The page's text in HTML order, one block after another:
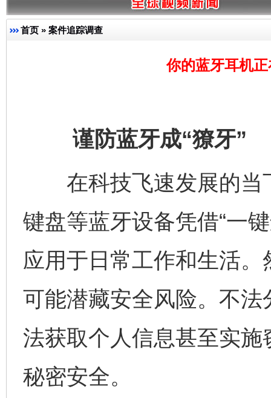
首页 » 案件追踪调查
你的蓝牙耳机
谨防蓝牙成“獠牙”
在科技飞速发展的当
键盘等蓝牙设备凭借“一
应用于日常工作和生活。
可能潜藏安全风险。不
法获取个人信息甚至实
秘密安全。